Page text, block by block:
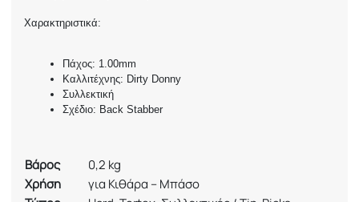
Χαρακτηριστικά:
Πάχος: 1.00mm
Καλλιτέχνης: Dirty Donny
Συλλεκτική
Σχέδιο: Back Stabber
Βάρος
0,2 kg
Χρήση
για Κιθάρα – Μπάσο